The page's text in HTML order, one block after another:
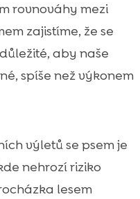
rovnováhy mezi
zajistíme, že se
aby naše
spíše než výkonem
výletů se psem je
nehrozí riziko
lesem